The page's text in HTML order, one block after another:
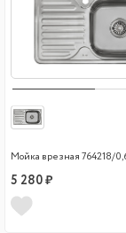
Мойка врезная 764218/
5 280 ₽